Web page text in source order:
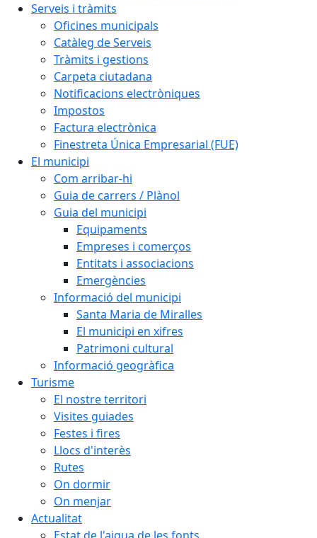
Serveis i tràmits
Oficines municipals
Catàleg de Serveis
Tràmits i gestions
Carpeta ciutadana
Notificacions electròniques
Impostos
Factura electrònica
Finestreta Única Empresarial (FUE)
El municipi
Com arribar-hi
Guia de carrers / Plànol
Guia del municipi
Equipaments
Empreses i comerços
Entitats i associacions
Emergències
Informació del municipi
Santa Maria de Miralles
El municipi en xifres
Patrimoni cultural
Informació geogràfica
Turisme
El nostre territori
Visites guiades
Festes i fires
Llocs d'interès
Rutes
On dormir
On menjar
Actualitat